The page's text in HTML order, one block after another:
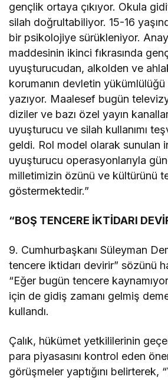
gençlik ortaya çıkıyor. Okula
silah doğrultabiliyor. 15-16
bir psikolojiye sürükleniyor.
maddesinin ikinci fıkrasında
uyuşturucudan, alkolden ve
korumanın devletin
yazıyor. Maalesef bugün
diziler ve bazı özel yayın
uyuşturucu ve silah kullanımı
geldi. Rol model olarak sunulan
uyuşturucu operasyonlarıyla
milletimizin özünü ve kültürünü
göstermektedir.”
“BOŞ TENCERE İKTİDARI
9. Cumhurbaşkanı Süleyman
tencere iktidarı devirir” sözünü
“Eğer bugün tencere
için de gidiş zamanı gelmiş
kullandı.
Çalık, hükümet yetkililerinin
para piyasasını kontrol eden
görüşmeler yaptığını belirterek,